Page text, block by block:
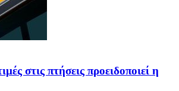
στις πτήσεις προειδοποιεί η